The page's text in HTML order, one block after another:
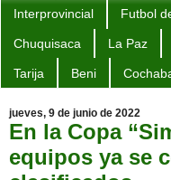
Interprovincial Futbol
Chuquisaca La Paz
Tarija Beni
jueves, 9 de junio de 2022
En la Copa
equipos ya se